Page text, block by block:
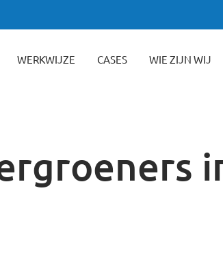
WERKWIJZE CASES WIE ZIJN WIJ